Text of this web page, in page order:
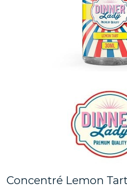
Concentré Lemon